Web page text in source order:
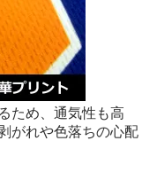
ため、通気性も高
がれや色落ちの心配